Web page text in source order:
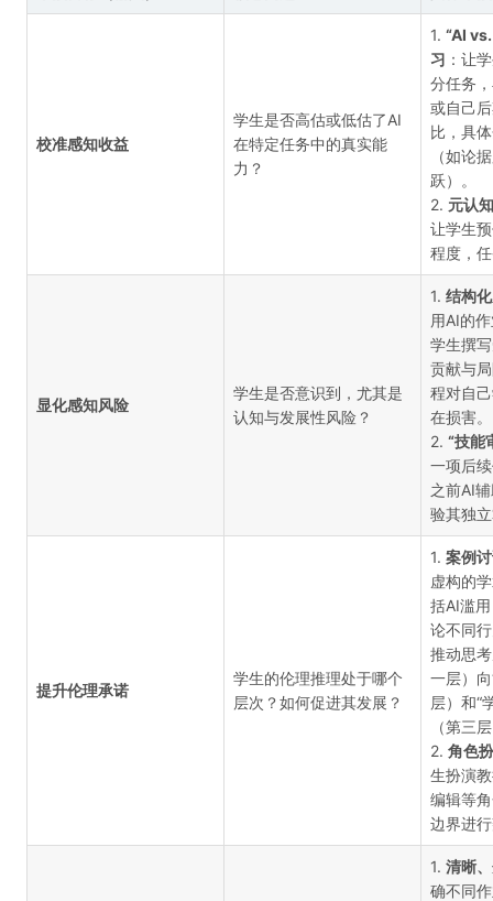
校准感知收益
学生是否高估或低估了AI
在特定任务中的真实能
力？
1. “AI
习 ：让
分任务
或自己
比，具
（如论
跃）。
2. 元认
让学生
程度，
显化感知风险
学生是否意识到，尤其是
认知与发展性风险？
1. 结构
用AI的
学生撰
贡献与
程对自
在损害。
2. “技能
一项后
之前AI
验其独
提升伦理承诺
学生的伦理推理处于哪个
层次？如何促进其发展？
1. 案例
虚构的
括AI滥
论不同
推动思
一层）
层）和“
（第三
2. 角色
生扮演
编辑等
边界进
1. 清晰
确不同